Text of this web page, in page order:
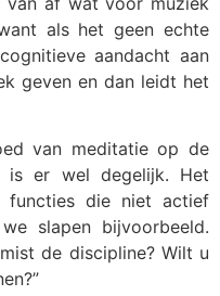
als het geen echte
aandacht aan
geven en dan leidt het
van meditatie op de
is er wel degelijk. Het
functies die niet actief
slapen bijvoorbeeld.
de discipline? Wilt u